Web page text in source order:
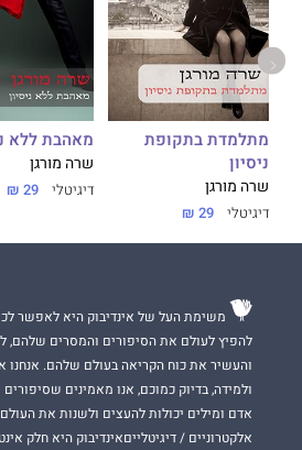
מתלמדת בתקופת
ניסיון
שרה מורגן
דיגיטלי 29 ₪
מאהבת ללא
שרה מורגן
דיגיטלי 29 ₪
משימת העל של אינדיבוק היא לאפשר
להפיץ לעולם את הסיפורים והמסרים שלהם,
והעשיר את כוח הקריאה בעולם שלהם. אנחנו
ולמידה, בדיוק כמוכם, אנו מאמינים
אדם ומילים יכולות להעצים ולשנות את
אלקטרוניים / דיגיטלייםאינדיבוק היא חלק